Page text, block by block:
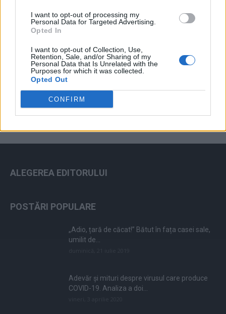
I want to opt-out of processing my
Personal Data for Targeted Advertising.
Opted In
I want to opt-out of Collection, Use,
Retention, Sale, and/or Sharing of my
Personal Data that Is Unrelated with the
Purposes for which it was collected.
Opted Out
CONFIRM
ad
ALEGEREA EDITORULUI
POSTĂRI POPULARE
„Adio, țară de căcat!” Bătut în fața casei sale,
umilit de...
Adevăr și mituri despre virusul care produce
COVID-19. Analiza a doi...